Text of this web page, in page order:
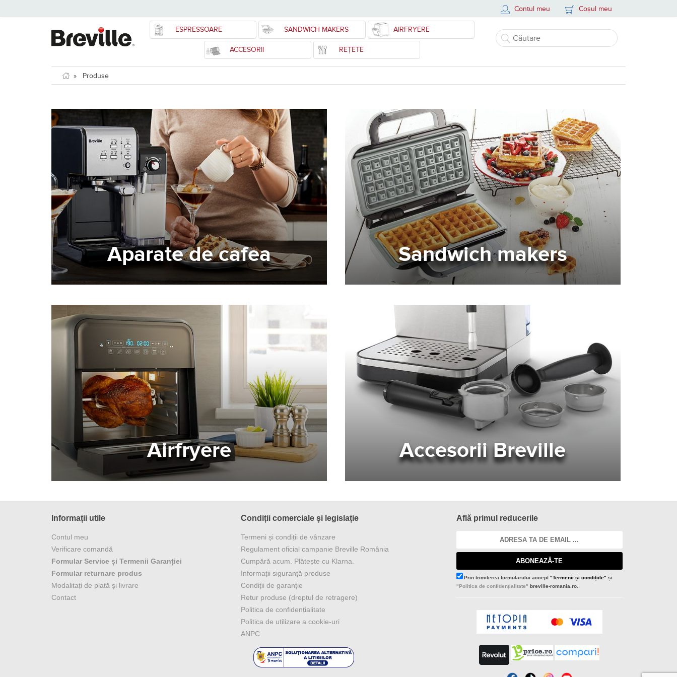
Contul meu Coșul meu
ESPRESSOARE SANDWICH MAKERS AIRFRYERE
ACCESORII REȚETE
» Produse
Aparate de cafea Sandwich makers
Airfryere Accesorii Breville
Informații utile
Contul meu
Verificare comandă
Formular Service și Termenii Garanției
Formular returnare produs
Modalitați de plată și livrare
Contact
Condiții comerciale și legislație
Termeni și condiții de vânzare
Regulament oficial campanie Breville România
Cumpără acum. Plătește cu Klarna.
Informații siguranță produse
Condiții de garanție
Retur produse (dreptul de retragere)
Politica de confidențialitate
Politica de utilizare a cookie-uri
ANPC
Află primul reducerile
ABONEAZĂ-TE
Prin trimiterea formularului accept"Termenii și condițiile" și
"Politica de confidențialitate" breville-romania.ro.